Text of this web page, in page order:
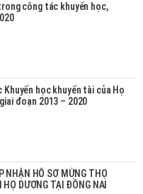
công tác khuyến học,
học khuyến tài của Họ
đoạn 2013 – 2020
NHẬN HỒ SƠ MỪNG THỌ
HỌ DƯƠNG TẠI ĐỒNG NAI